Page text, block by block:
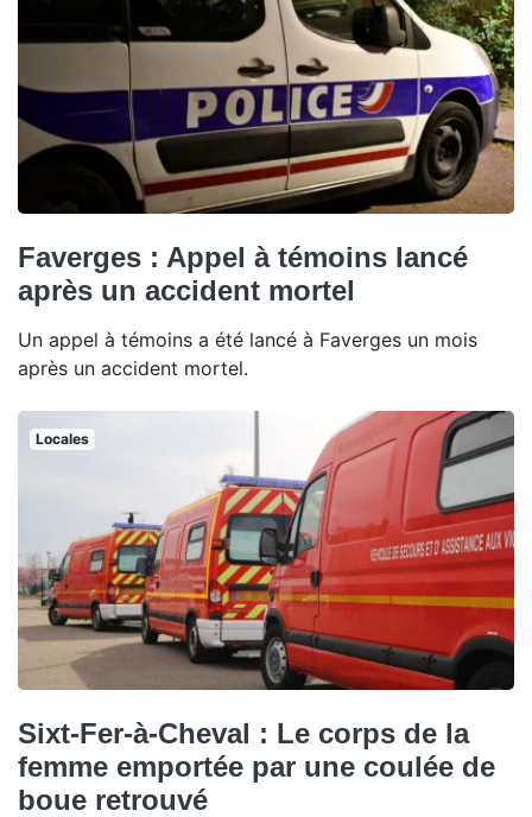
Faverges : Appel à témoins lancé
après un accident mortel
Un appel à témoins a été lancé à Faverges un mois
après un accident mortel.
Locales
Sixt-Fer-à-Cheval : Le corps de la
femme emportée par une coulée de
boue retrouvé